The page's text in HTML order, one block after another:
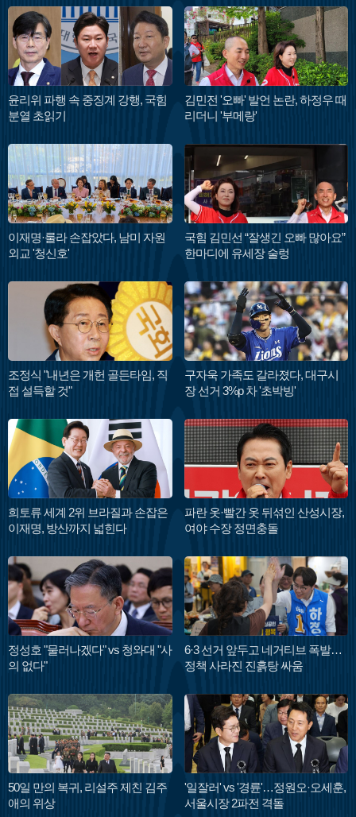
윤리위 파행 속 중징계 강행, 국힘
분열 초읽기
이재명·룰라 손잡았다, 남미 자원
외교 '청신호'
조정식 "내년은 개헌 골든타임, 직
접 설득할 것"
희토류 세계 2위 브라질과 손잡은
이재명, 방산까지 넓힌다
정성호 "물러나겠다" vs 청와대 "사
의 없다"
50일 만의 복귀, 리설주 제친 김주
애의 위상
김민전 '오빠' 발언 논란, 하정우 때
리더니 '부메랑'
국힘 김민선 “잘생긴 오빠 많아요”
한마디에 유세장 술렁
구자욱 가족도 갈라졌다, 대구시
장 선거 3%p 차 '초박빙'
파란 옷·빨간 옷 뒤섞인 산성시장,
여야 수장 정면충돌
6·3 선거 앞두고 네거티브 폭발…
정책 사라진 진흙탕 싸움
'일잘러' vs '경륜'…정원오·오세훈,
서울시장 2파전 격돌